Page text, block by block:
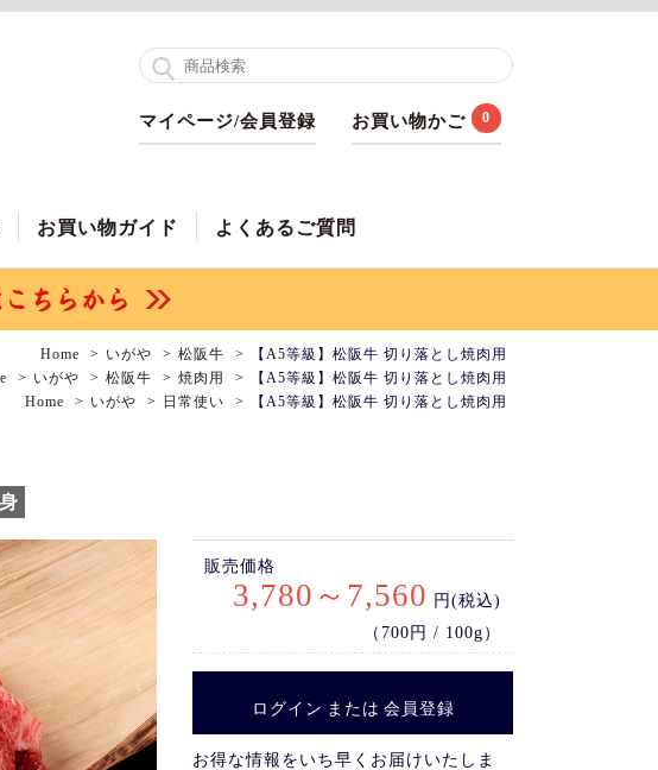
マイページ/会員登録 お買い物かご 0
お買い物ガイド よくあるご質問
Home いがや 松阪牛
【A5等級】松阪牛 切り落とし焼肉用
いがや 松阪牛 焼肉用
【A5等級】松阪牛 切り落とし焼肉用
Home
いがや 日常使い 【A5等級】松阪牛 切り落とし焼肉用
販売価格
3,780～7,560 円(税込)
（700円 / 100g）
ログイン または 会員登録
お得な情報をいち早くお届けいたしま